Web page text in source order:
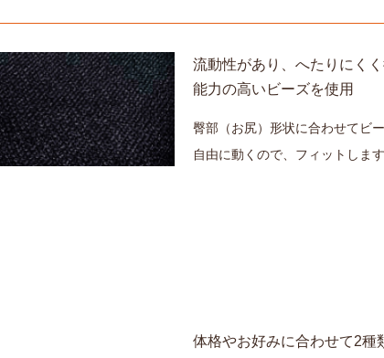
流動性があり、へたりにく
能力の高いビーズを使用
臀部（お尻）形状に合わせてビ
自由に動くので、フィットします
体格やお好みに合わせて2種